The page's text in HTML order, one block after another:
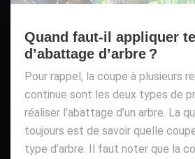
Quand faut-il appliquer
d’abattage d’arbre ?
Pour rappel, la coupe à plusieurs
continue sont les deux types de
réaliser l’abattage d’un arbre. La
toujours est de savoir quelle
type d’arbre. Il faut noter que la